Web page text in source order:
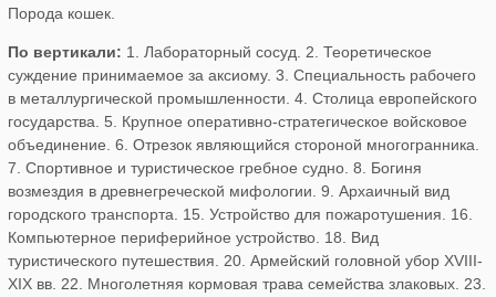
Порода кошек.
По вертикали: 1. Лабораторный сосуд. 2. Теоретическое
суждение принимаемое за аксиому. 3. Специальность рабочего
в металлургической промышленности. 4. Столица европейского
государства. 5. Крупное оперативно-стратегическое войсковое
объединение. 6. Отрезок являющийся стороной многогранника.
7. Спортивное и туристическое гребное судно. 8. Богиня
возмездия в древнегреческой мифологии. 9. Архаичный вид
городского транспорта. 15. Устройство для пожаротушения. 16.
Компьютерное периферийное устройство. 18. Вид
туристического путешествия. 20. Армейский головной убор XVIII-
XIX вв. 22. Многолетняя кормовая трава семейства злаковых. 23.